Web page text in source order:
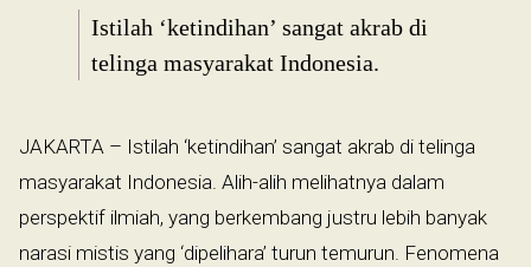
Istilah ‘ketindihan’ sangat akrab di
telinga masyarakat Indonesia.
JAKARTA – Istilah ‘ketindihan’ sangat akrab di telinga
masyarakat Indonesia. Alih-alih melihatnya dalam
perspektif ilmiah, yang berkembang justru lebih banyak
narasi mistis yang ‘dipelihara’ turun temurun. Fenomena